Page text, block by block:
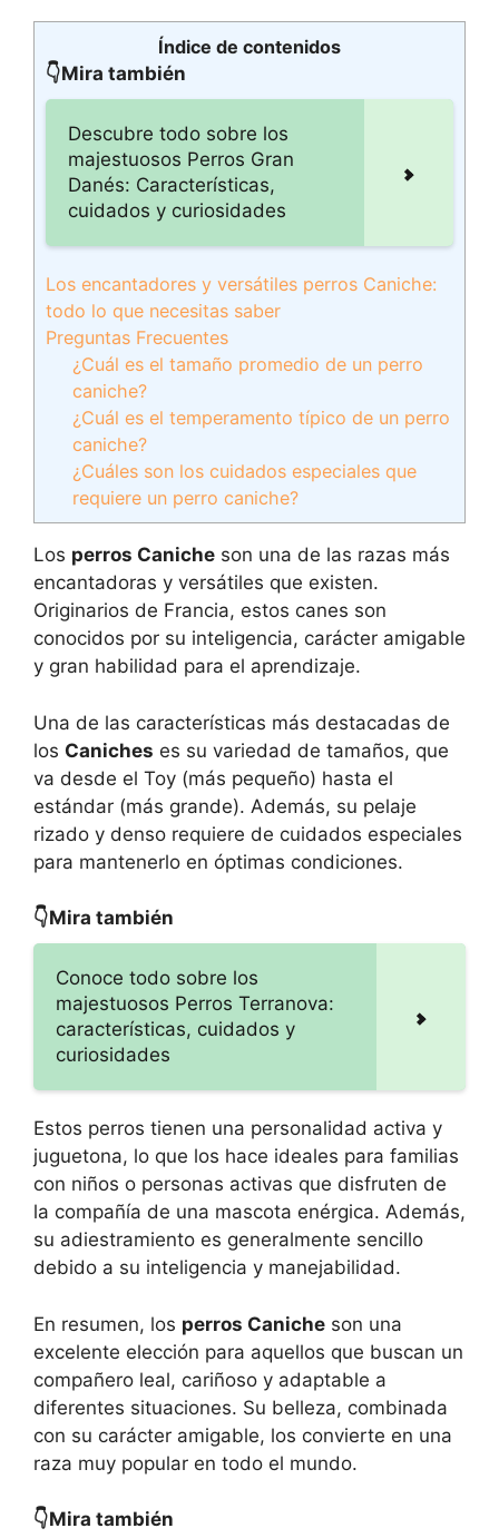
Índice de contenidos
👇Mira también
Descubre todo sobre los
majestuosos Perros Gran
Danés: Características,
cuidados y curiosidades
Los encantadores y versátiles perros Caniche:
todo lo que necesitas saber
Preguntas Frecuentes
¿Cuál es el tamaño promedio de un perro
caniche?
¿Cuál es el temperamento típico de un perro
caniche?
¿Cuáles son los cuidados especiales que
requiere un perro caniche?
Los perros Caniche son una de las razas más
encantadoras y versátiles que existen.
Originarios de Francia, estos canes son
conocidos por su inteligencia, carácter amigable
y gran habilidad para el aprendizaje.
Una de las características más destacadas de
los Caniches es su variedad de tamaños, que
va desde el Toy (más pequeño) hasta el
estándar (más grande). Además, su pelaje
rizado y denso requiere de cuidados especiales
para mantenerlo en óptimas condiciones.
👇Mira también
Conoce todo sobre los
majestuosos Perros Terranova:
características, cuidados y
curiosidades
Estos perros tienen una personalidad activa y
juguetona, lo que los hace ideales para familias
con niños o personas activas que disfruten de
la compañía de una mascota enérgica. Además,
su adiestramiento es generalmente sencillo
debido a su inteligencia y manejabilidad.
En resumen, los perros Caniche son una
excelente elección para aquellos que buscan un
compañero leal, cariñoso y adaptable a
diferentes situaciones. Su belleza, combinada
con su carácter amigable, los convierte en una
raza muy popular en todo el mundo.
👇Mira también